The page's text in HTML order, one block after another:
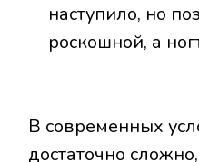
наступило, но
роскошной, а
В современных
достаточно